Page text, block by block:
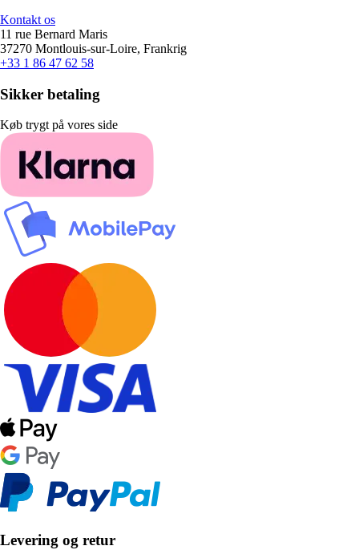
Kontakt os
11 rue Bernard Maris
37270 Montlouis-sur-Loire, Frankrig
+33 1 86 47 62 58
Sikker betaling
Køb trygt på vores side
Levering og retur